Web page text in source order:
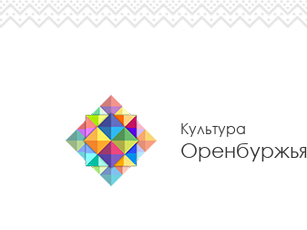
Культура
Оренбуржья